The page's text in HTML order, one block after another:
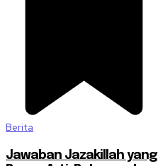
Berita
Jawaban Jazakillah yang